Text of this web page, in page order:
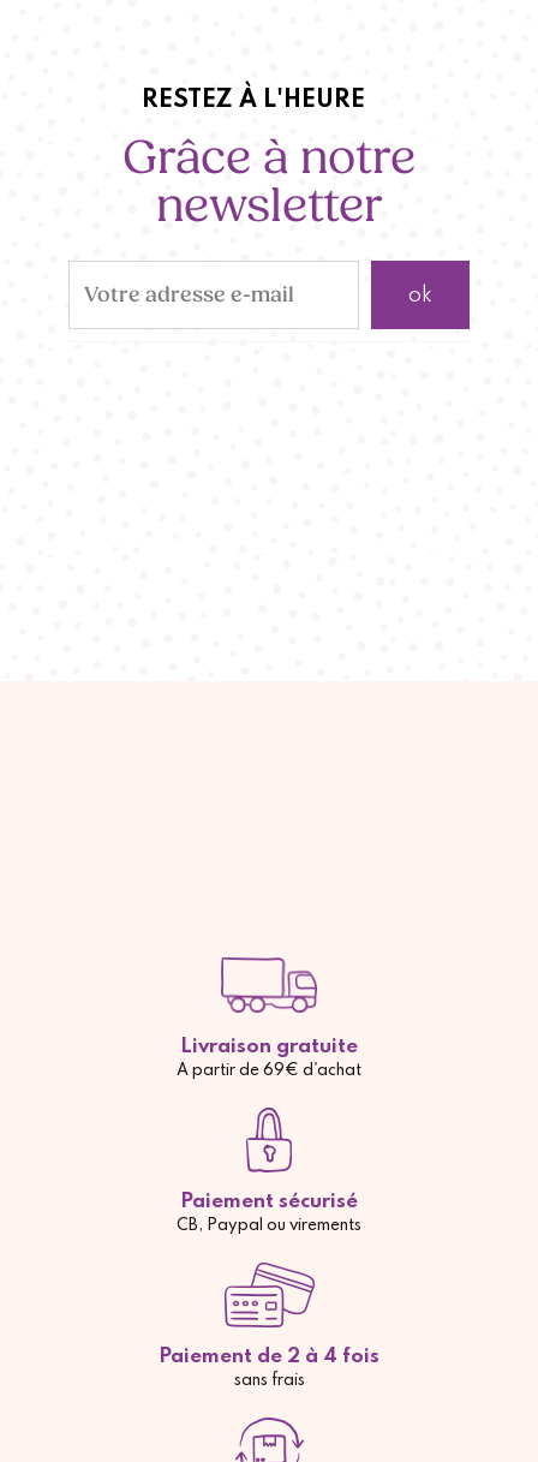
Livraison gratuite
A partir de 69€ d'achat
Paiement sécurisé
CB, Paypal ou virements
Paiement de 2 à 4 fois
sans frais
RESTEZ À L'HEURE
Grâce à notre
newsletter